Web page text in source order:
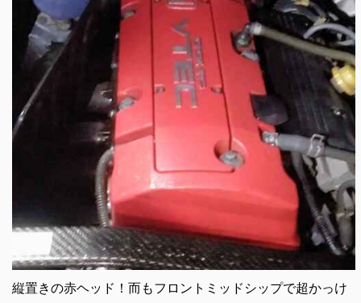
縦置きの赤ヘッド！而もフロントミッドシップで超かっけ